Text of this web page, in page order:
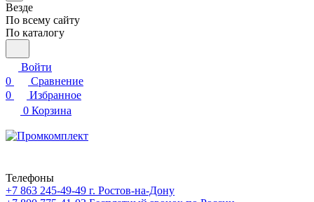
Везде
По всему сайту
По каталогу
Войти
0
Сравнение
0
Избранное
0 Корзина
Телефоны
+7 863 245-49-49 г. Ростов-на-Дону